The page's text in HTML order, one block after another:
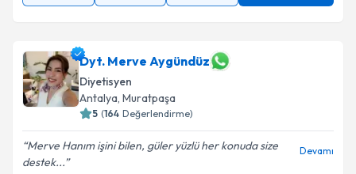
Dyt. Merve Aygündüz
Diyetisyen
Antalya, Muratpaşa
5 (164 Değerlendirme)
Merve Hanım işini bilen, güler yüzlü her konuda size
destek...
Devamı